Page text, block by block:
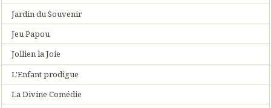
Jardin du Souvenir
Jeu Papou
Jollien la Joie
L'Enfant prodigue
La Divine Comédie